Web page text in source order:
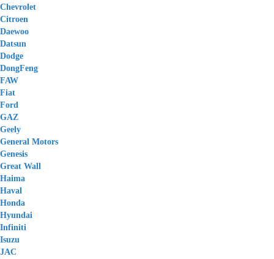
Chevrolet
Citroen
Daewoo
Datsun
Dodge
DongFeng
FAW
Fiat
Ford
GAZ
Geely
General Motors
Genesis
Great Wall
Haima
Haval
Honda
Hyundai
Infiniti
Isuzu
JAC